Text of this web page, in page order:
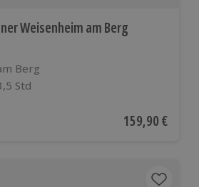
Weisenheim am Berg
Berg
Std
Aktueller Preis
159,90 €